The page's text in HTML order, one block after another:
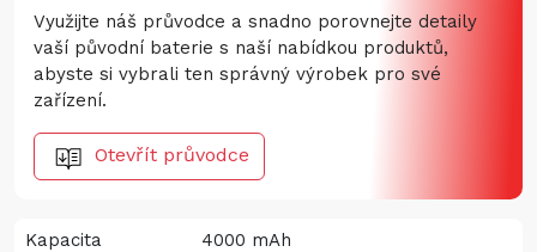
Využijte náš průvodce a snadno porovnejte detaily
vaší původní baterie s naší nabídkou produktů,
abyste si vybrali ten správný výrobek pro své
zařízení.
Otevřít průvodce
Kapacita
4000 mAh